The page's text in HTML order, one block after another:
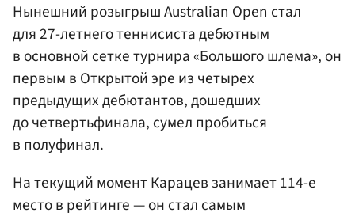
Нынешний розыгрыш Australian Open стал
для 27-летнего теннисиста дебютным
в основной сетке турнира «Большого шлема», он
первым в Открытой эре из четырех
предыдущих дебютантов, дошедших
до четвертьфинала, сумел пробиться
в полуфинал.
На текущий момент Карацев занимает 114-е
место в рейтинге — он стал самым